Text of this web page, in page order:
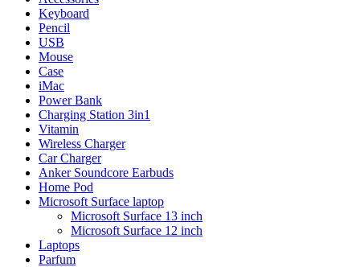
Keyboard
Pencil
USB
Mouse
Case
iMac
Power Bank
Charging Station 3in1
Vitamin
Wireless Charger
Car Charger
Anker Soundcore Earbuds
Home Pod
Microsoft Surface laptop
Microsoft Surface 13 inch
Microsoft Surface 12 inch
Laptops
Parfum